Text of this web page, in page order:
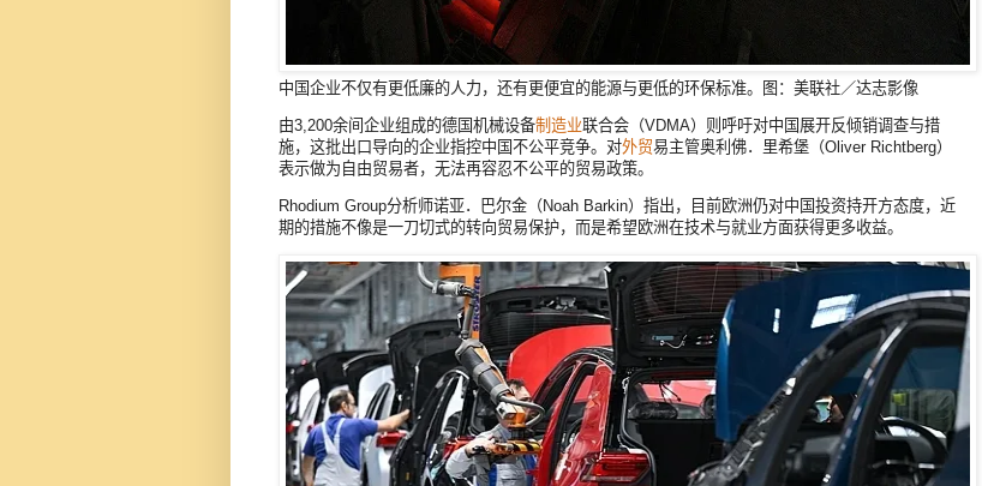
中国企业不仅有更低廉的人力，还有更便宜的能源与更低的环保标准。图：美联社／达志影像
由3,200余间企业组成的德国机械设备制造业联合会（VDMA）则呼吁对中国展开反倾销调查与措
施，这批出口导向的企业指控中国不公平竞争。对外贸易主管奥利佛．里希堡（Oliver Richtberg）
表示做为自由贸易者，无法再容忍不公平的贸易政策。
Rhodium Group分析师诺亚．巴尔金（Noah Barkin）指出，目前欧洲仍对中国投资持开方态度，近
期的措施不像是一刀切式的转向贸易保护，而是希望欧洲在技术与就业方面获得更多收益。